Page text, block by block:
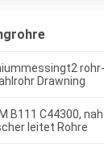
Drawning
B111 C44300,
leitet Rohre